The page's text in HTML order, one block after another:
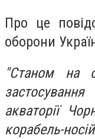
Про це
оборони
"Станом на
акваторії
корабель-